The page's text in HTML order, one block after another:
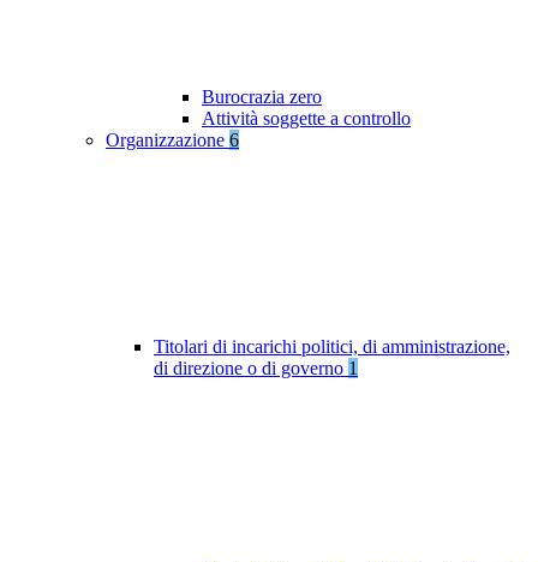
Burocrazia zero
Attività soggette a controllo
Organizzazione 6
Titolari di incarichi politici, di amministrazione,
di direzione o di governo 1